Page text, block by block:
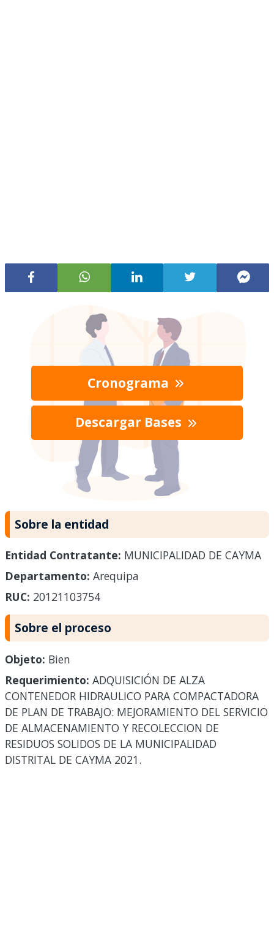
Cronograma
Descargar Bases
Sobre la entidad
Entidad Contratante: MUNICIPALIDAD DE CAYMA
Departamento: Arequipa
RUC: 20121103754
Sobre el proceso
Objeto: Bien
Requerimiento: ADQUISICIÓN DE ALZA
CONTENEDOR HIDRAULICO PARA COMPACTADORA
DE PLAN DE TRABAJO: MEJORAMIENTO DEL SERVICIO
DE ALMACENAMIENTO Y RECOLECCION DE
RESIDUOS SOLIDOS DE LA MUNICIPALIDAD
DISTRITAL DE CAYMA 2021.